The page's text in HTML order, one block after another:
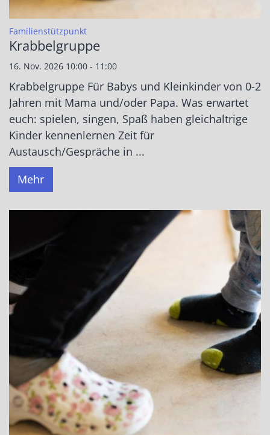
Familienstützpunkt:
Krabbelgruppe
16. Nov. 2026 10:00 - 11:00
Krabbelgruppe Für Babys und Kleinkinder von 0-2
Jahren mit Mama und/oder Papa. Was erwartet
euch: spielen, singen, Spaß haben gleichaltrige
Kinder kennenlernen Zeit für
Austausch/Gespräche in ...
Mehr